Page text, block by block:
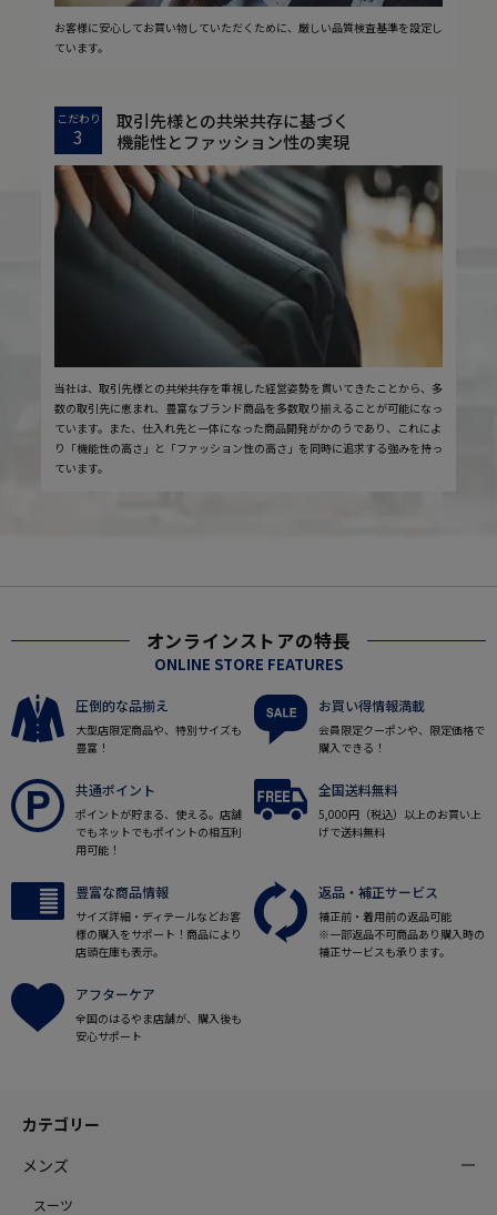
お客様に安心してお買い物していただくために、厳しい品質検査基準を設定し
ています。
こだわり
3
取引先様との共栄共存に基づく
機能性とファッション性の実現
当社は、取引先様との共栄共存を重視した経営姿勢を貫いてきたことから、多
数の取引先に恵まれ、豊富なブランド商品を多数取り揃えることが可能になっ
ています。また、仕入れ先と一体になった商品開発がかのうであり、これによ
り「機能性の高さ」と「ファッション性の高さ」を同時に追求する強みを持っ
ています。
オンラインストアの特長
ONLINE STORE FEATURES
圧倒的な品揃え
大型店限定商品や、特別サイズも
豊富！
お買い得情報満載
会員限定クーポンや、限定価格で
購入できる！
共通ポイント
ポイントが貯まる、使える。店舗
でもネットでもポイントの相互利
用可能！
全国送料無料
5,000円（税込）以上のお買い上
げで送料無料
豊富な商品情報
サイズ詳細・ディテールなどお客
様の購入をサポート！商品により
店頭在庫も表示。
返品・補正サービス
補正前・着用前の返品可能
※一部返品不可商品あり購入時の
補正サービスも承ります。
アフターケア
全国のはるやま店舗が、購入後も
安心サポート
カテゴリー
メンズ
スーツ